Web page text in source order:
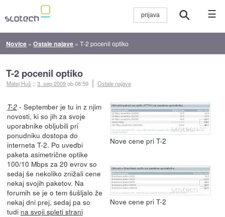
☰
Novice »Ostale najave »T-2 pocenil optiko
T-2 pocenil optiko
Matej Huš ::3. sep 2009ob 08:59 Ostale najave
Nove cene pri T-2
Nove cene pri T-2
T-2- September je tu in z njim
novosti, ki so jih za svoje
uporabnike obljubili pri
ponudniku dostopa do
interneta T-2. Po uvedbi
paketa asimetrične optike
100/10 Mbps za 20 evrov so
sedaj še nekoliko znižali cene
nekaj svojih paketov. Na
forumih se je o tem šušljalo že
nekaj dni prej, sedaj pa so
tudi na svoji spleti strani